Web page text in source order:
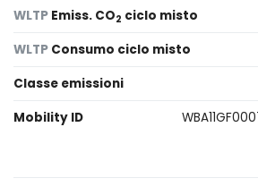
WLTP Emiss. CO2 ciclo misto
WLTP Consumo ciclo misto
Classe emissioni
Mobility ID